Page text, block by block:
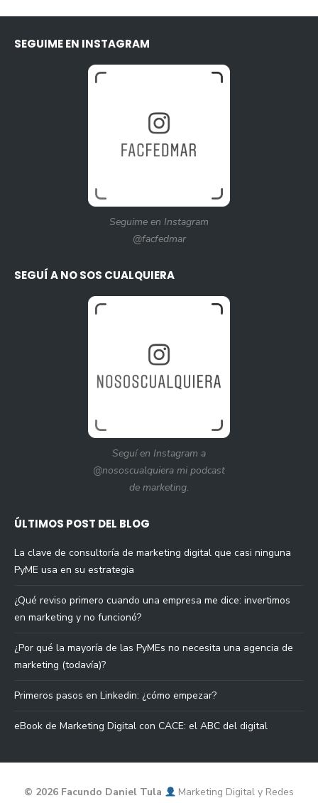
SEGUIME EN INSTAGRAM
Seguime en Instagram
@facfedmar
SEGUÍ A NO SOS CUALQUIERA
Seguí en Instagram a
@nososcualquiera mi podcast
de marketing.
ÚLTIMOS POST DEL BLOG
La clave de consultoría de marketing digital que casi ninguna
PyME usa en su estrategia
¿Qué reviso primero cuando una empresa me dice: invertimos
en marketing y no funcionó?
¿Por qué la mayoría de las PyMEs no necesita una agencia de
marketing (todavía)?
Primeros pasos en Linkedin: ¿cómo empezar?
eBook de Marketing Digital con CACE: el ABC del digital
© 2026 Facundo Daniel Tula
Marketing Digital y Redes